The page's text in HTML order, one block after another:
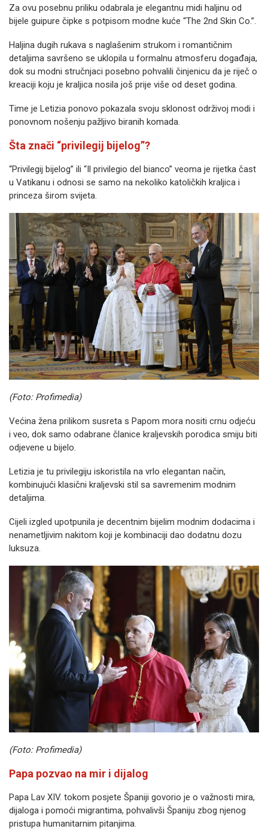
Za ovu posebnu priliku odabrala je elegantnu midi haljinu od
bijele guipure čipke s potpisom modne kuće “The 2nd Skin Co.”.
Haljina dugih rukava s naglašenim strukom i romantičnim
detaljima savršeno se uklopila u formalnu atmosferu događaja,
dok su modni stručnjaci posebno pohvalili činjenicu da je riječ o
kreaciji koju je kraljica nosila još prije više od deset godina.
Time je Letizia ponovo pokazala svoju sklonost održivoj modi i
ponovnom nošenju pažljivo biranih komada.
Šta znači “privilegij bijelog”?
“Privilegij bijelog” ili “Il privilegio del bianco” veoma je rijetka čast
u Vatikanu i odnosi se samo na nekoliko katoličkih kraljica i
princeza širom svijeta.
(Foto: Profimedia)
Većina žena prilikom susreta s Papom mora nositi crnu odjeću
i veo, dok samo odabrane članice kraljevskih porodica smiju biti
odjevene u bijelo.
Letizia je tu privilegiju iskoristila na vrlo elegantan način,
kombinujući klasični kraljevski stil sa savremenim modnim
detaljima.
Cijeli izgled upotpunila je decentnim bijelim modnim dodacima i
nenametljivim nakitom koji je kombinaciji dao dodatnu dozu
luksuza.
(Foto: Profimedia)
Papa pozvao na mir i dijalog
Papa Lav XIV. tokom posjete Španiji govorio je o važnosti mira,
dijaloga i pomoći migrantima, pohvalivši Španiju zbog njenog
pristupa humanitarnim pitanjima.